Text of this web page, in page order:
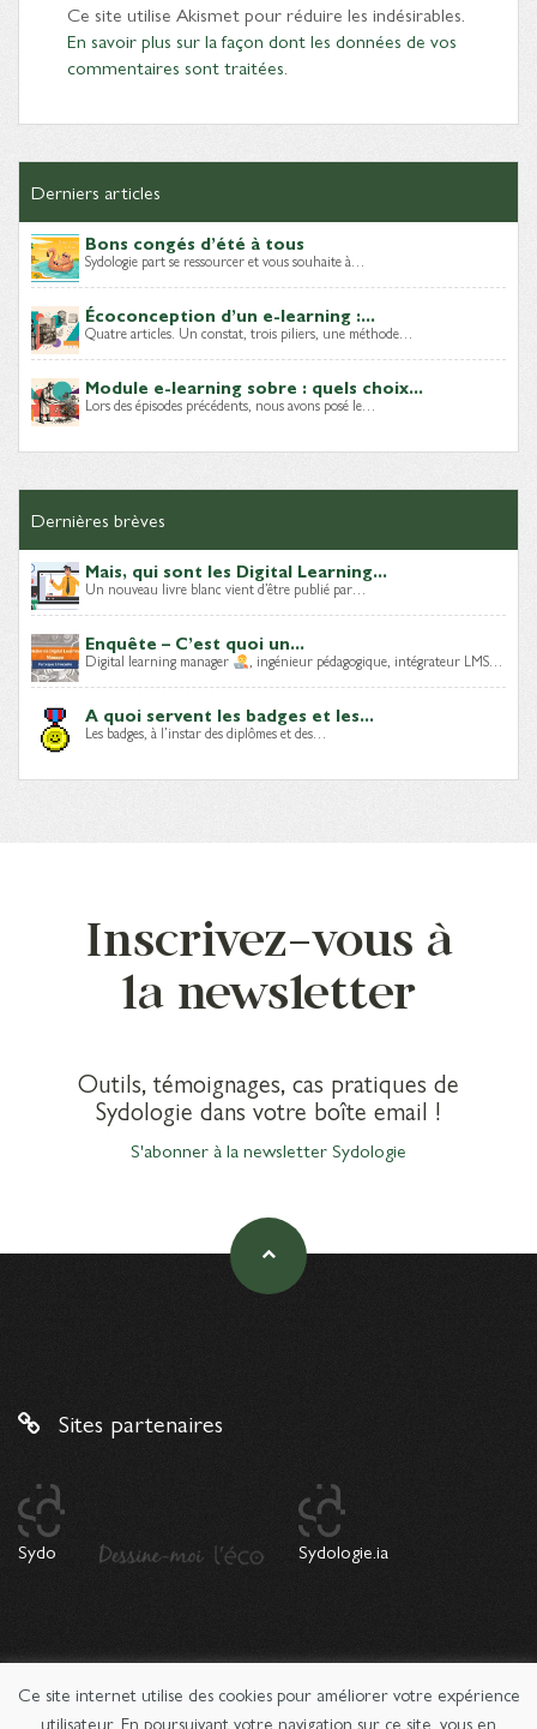
Ce site utilise Akismet pour réduire les indésirables.
En savoir plus sur la façon dont les données de vos
commentaires sont traitées.
Derniers articles
Bons congés d’été à tous
Sydologie part se ressourcer et vous souhaite à…
Écoconception d’un e-learning :...
Quatre articles. Un constat, trois piliers, une méthode…
Module e-learning sobre : quels choix...
Lors des épisodes précédents, nous avons posé le…
Dernières brèves
Mais, qui sont les Digital Learning...
Un nouveau livre blanc vient d’être publié par…
Enquête – C’est quoi un...
Digital learning manager , ingénieur pédagogique, intégrateur LMS…
A quoi servent les badges et les...
Les badges, à l’instar des diplômes et des…
Inscrivez-vous à
la newsletter
Outils, témoignages, cas pratiques de
Sydologie dans votre boîte email !
S'abonner à la newsletter Sydologie
Sites partenaires
Sydo Sydologie.ia
© 2026 Copyright Sydologie. Le magazine de l'innovation
pédagogique -Mentions légales
Ce site internet utilise des cookies pour améliorer votre expérience
utilisateur. En poursuivant votre navigation sur ce site, vous en